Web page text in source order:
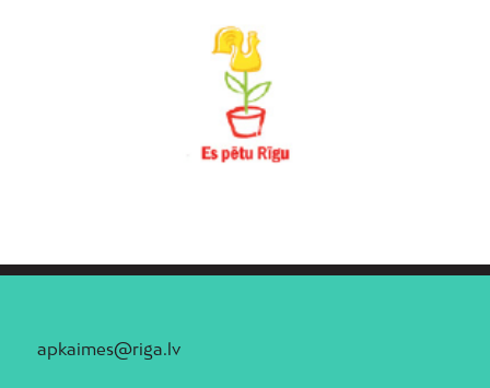
apkaimes@riga.lv